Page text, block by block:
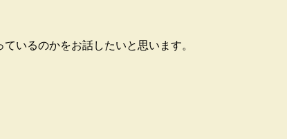
いるのかをお話したいと思います。